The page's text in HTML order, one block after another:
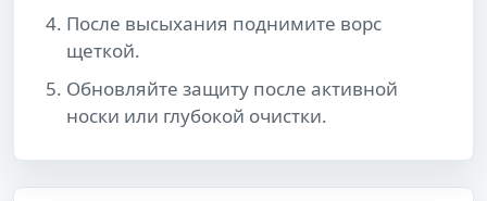
После высыхания поднимите ворс
щеткой.
Обновляйте защиту после активной
носки или глубокой очистки.